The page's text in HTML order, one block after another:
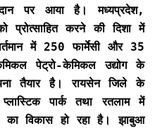
पर आया है। मध्यप्रदेश,
प्रोत्साहित करने की दिशा में
में 250 फार्मेसी और 35
पेट्रो-केमिकल उद्योग के
तैयार है। रायसेन जिले के
पार्क तथा रतलाम में
का विकास हो रहा है। झाबुआ